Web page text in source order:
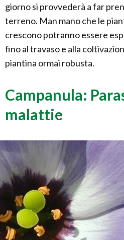
giorno si provvederà a far
terreno. Man mano che le
crescono potranno essere
fino al travaso e alla
piantina ormai robusta.
Campanula:
malattie